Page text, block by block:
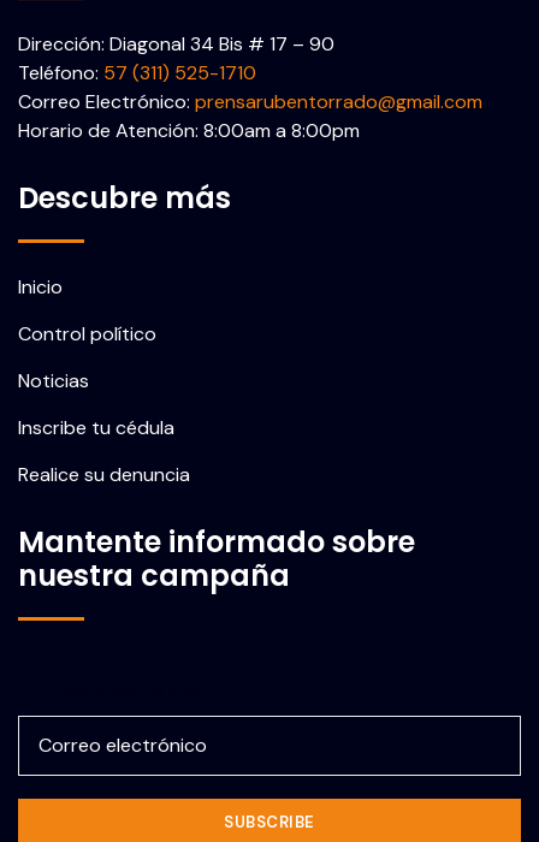
Dirección: Diagonal 34 Bis # 17 – 90
Teléfono: 57 (311) 525-1710
Correo Electrónico: prensarubentorrado@gmail.com
Horario de Atención: 8:00am a 8:00pm
Descubre más
Inicio
Control político
Noticias
Inscribe tu cédula
Realice su denuncia
Mantente informado sobre
nuestra campaña